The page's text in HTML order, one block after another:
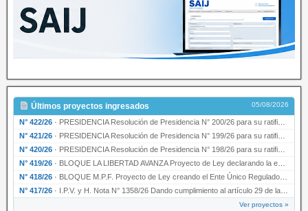
Últimos proyectos ingresados 05/08/2026
N° 422/26 · PRESIDENCIA Resolución de Presidencia N° 200/26 para su ratificación.
N° 421/26 · PRESIDENCIA Resolución de Presidencia N° 199/26 para su ratificación.
N° 420/26 · PRESIDENCIA Resolución de Presidencia N° 198/26 para su ratificación.
N° 419/26 · BLOQUE LA LIBERTAD AVANZA Proyecto de Ley declarando la esencialidad del servicio educativ…
N° 418/26 · BLOQUE M.P.F. Proyecto de Ley creando el Ente Único Regulador de servicios públicos de la …
N° 417/26 · I.P.V. y H. Nota N° 1358/26 Dando cumplimiento al artículo 29 de la Ley provincial N° 1399…
Ver proyectos »